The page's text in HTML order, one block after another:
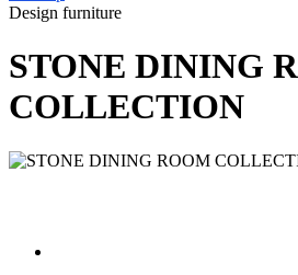
Design furniture
STONE DINING
COLLECTION